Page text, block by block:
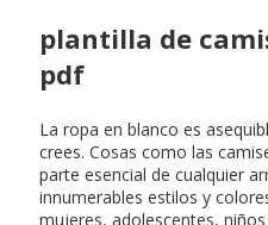
plantilla de
pdf
La ropa en blanco es
crees. Cosas como las
parte esencial de cualquier
innumerables estilos y
mujeres, adolescentes,